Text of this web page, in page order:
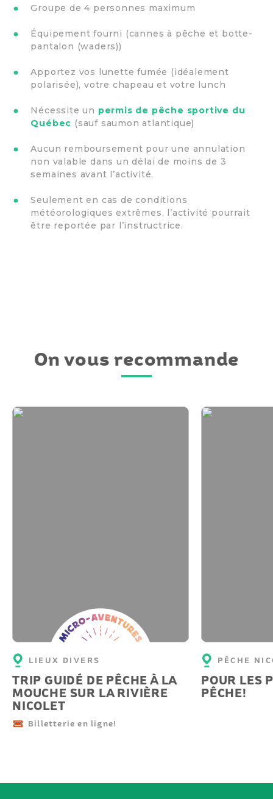
Groupe de 4 personnes maximum
Équipement fourni (cannes à pêche et botte-
pantalon (waders))
Apportez vos lunette fumée (idéalement
polarisée), votre chapeau et votre lunch
Nécessite un permis de pêche sportive du
Québec (sauf saumon atlantique)
Aucun remboursement pour une annulation
non valable dans un délai de moins de 3
semaines avant l’activité.
Seulement en cas de conditions
météorologiques extrêmes, l’activité pourrait
être reportée par l’instructrice.
On vous recommande
Micro-
aventure
LIEUX DIVERS
TRIP GUIDÉ DE PÊCHE À LA
MOUCHE SUR LA RIVIÈRE
NICOLET
Billetterie en ligne!
PÊCHE
POUR LES
PÊCHE!